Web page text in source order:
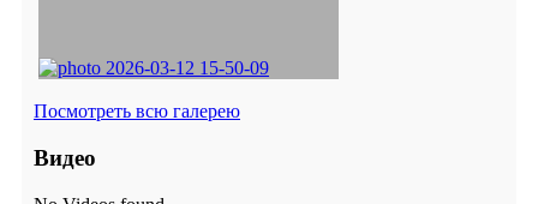
Посмотреть всю галерею
Видео